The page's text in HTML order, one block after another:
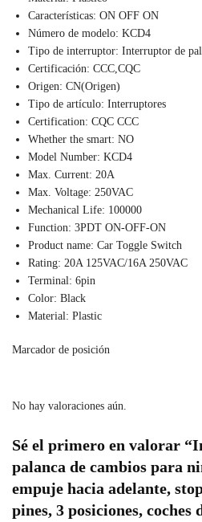
Características: ON OFF ON
Número de modelo: KCD4
Tipo de interruptor: Interruptor de
Certificación: CCC,CQC
Origen: CN(Origen)
Tipo de artículo: Interruptores
Certification: CQC CCC
Whether the smart: NO
Model Number: KCD4
Max. Current: 20A
Max. Voltage: 250VAC
Mechanical Life: 100000
Function: 3PDT ON-OFF-ON
Product name: Car Toggle Switch
Rating: 20A 125VAC/16A 250VAC
Terminal: 6pin
Color: Black
Material: Plastic
Marcador de posición
No hay valoraciones aún.
Sé el primero en valorar
palanca de cambios para
empuje hacia adelante,
pines, 3 posiciones, coches